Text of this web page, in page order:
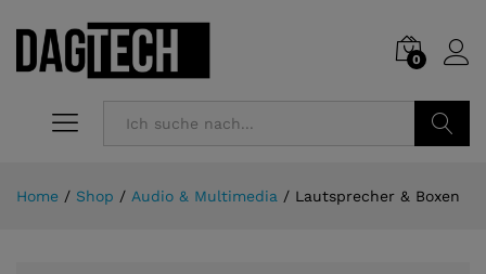
0
Home / Shop / Audio & Multimedia / Lautsprecher & Boxen